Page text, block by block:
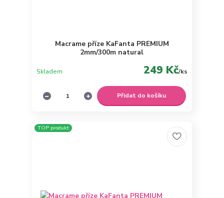
Macrame příze KaFanta PREMIUM
2mm/300m natural
249 Kč/ks
Skladem
Přidat do košíku
TOP produkt